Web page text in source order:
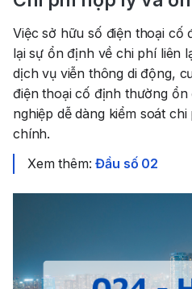
Việc sở hữu số điện thoại cố
lại sự ổn định về chi phí liên
dịch vụ viễn thông di động,
điện thoại cố định thường
nghiệp dễ dàng kiểm soát
chính.
Xem thêm:Đầu số 02